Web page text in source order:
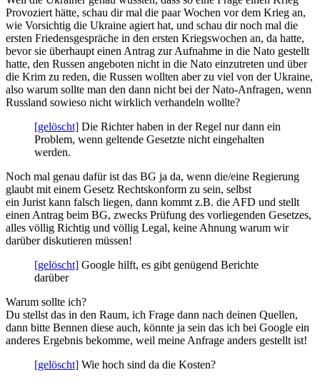
Provoziert hätte, schau dir mal die paar Wochen vor dem Krieg an,
wie Vorsichtig die Ukraine agiert hat, und schau dir noch mal die
ersten Friedensgespräche in den ersten Kriegswochen an, da hatte,
bevor sie überhaupt einen Antrag zur Aufnahme in die Nato gestellt
hatte, den Russen angeboten nicht in die Nato einzutreten und über
die Krim zu reden, die Russen wollten aber zu viel von der Ukraine,
also warum sollte man den dann nicht bei der Nato-Anfragen, wenn
Russland sowieso nicht wirklich verhandeln wollte?
[gelöscht] Die Richter haben in der Regel nur dann ein
Problem, wenn geltende Gesetzte nicht eingehalten
werden.
Noch mal genau dafür ist das BG ja da, wenn die/eine Regierung
glaubt mit einem Gesetz Rechtskonform zu sein, selbst
ein Jurist kann falsch liegen, dann kommt z.B. die AFD und stellt
einen Antrag beim BG, zwecks Prüfung des vorliegenden Gesetzes,
alles völlig Richtig und völlig Legal, keine Ahnung warum wir
darüber diskutieren müssen!
[gelöscht] Google hilft, es gibt genügend Berichte
darüber
Warum sollte ich?
Du stellst das in den Raum, ich Frage dann nach deinen Quellen,
dann bitte Bennen diese auch, könnte ja sein das ich bei Google ein
anderes Ergebnis bekomme, weil meine Anfrage anders gestellt ist!
[gelöscht] Wie hoch sind da die Kosten?